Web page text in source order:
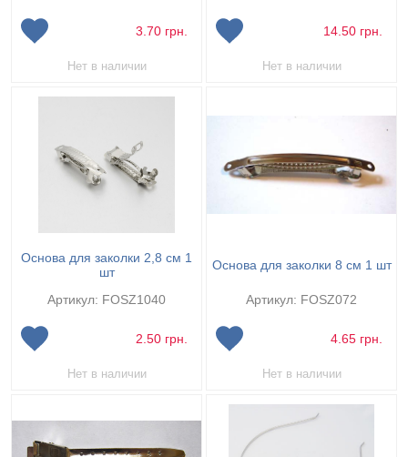
3.70 грн.
Нет в наличии
14.50 грн.
Нет в наличии
Основа для заколки 2,8 см 1
шт
Артикул: FOSZ1040
2.50 грн.
Нет в наличии
Основа для заколки 8 см 1 шт
Артикул: FOSZ072
4.65 грн.
Нет в наличии